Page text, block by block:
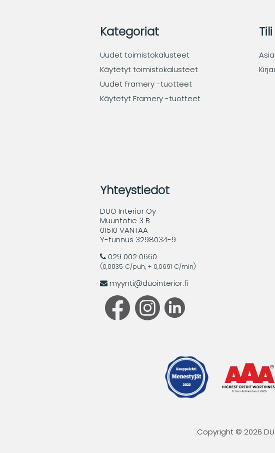
Kategoriat
Uudet toimistokalusteet
Käytetyt toimistokalusteet
Uudet Framery -tuotteet
Käytetyt Framery -tuotteet
Tili
Yhteystiedot
DUO Interior Oy
Muuntotie 3 B
01510 VANTAA
Y-tunnus 3298034-9
029 002 0660
(0,0835 €/puh, + 0,0691 €/min)
myynti@duointerior.fi
Copyright © 2026